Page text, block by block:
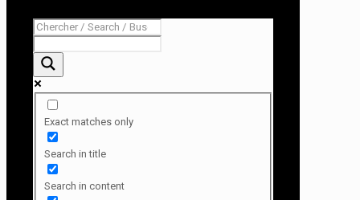
Exact matches only
Search in title
Search in content